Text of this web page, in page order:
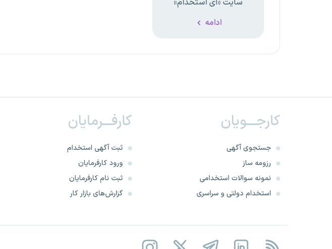
سایت «ای استخدام»
ادامه
کارجـــویان
جستجوی آگهی
رزومه ساز
نمونه سوالات استخدامی
استخدام دولتی و سراسری
کارفـــرمایان
ثبت آگهی استخدام
ورود کارفرمایان
ثبت نام کارفرمایان
گزارش‌های بازار کار